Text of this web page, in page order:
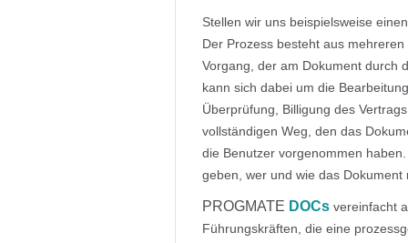
Stellen wir uns beispielsweise
Der Prozess besteht aus
Vorgang, der am Dokument durch
kann sich dabei um die
Überprüfung, Billigung des
vollständigen Weg, den das
die Benutzer vorgenommen
geben, wer und wie das Dokument
PROGMATE DOCs vereinfacht
Führungskräften, die eine